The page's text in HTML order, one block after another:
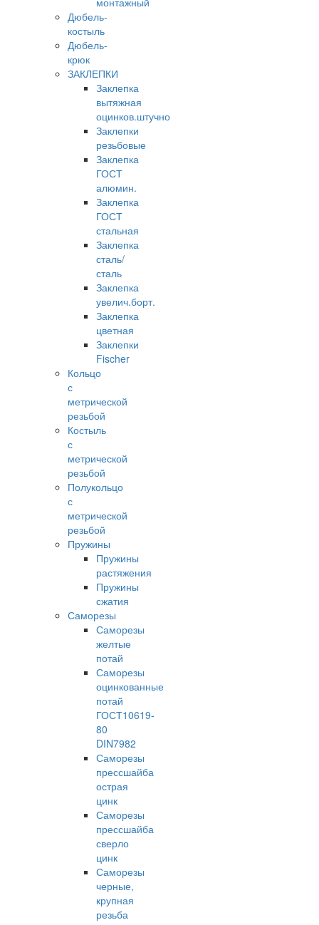
Дюбель-
костыль
Дюбель-
крюк
ЗАКЛЕПКИ
Заклепка
вытяжная
оцинков.штучно
Заклепки
резьбовые
Заклепка
ГОСТ
алюмин.
Заклепка
ГОСТ
стальная
Заклепка
сталь/
сталь
Заклепка
увелич.борт.
Заклепка
цветная
Заклепки
Fischer
Кольцо
с
метрической
резьбой
Костыль
с
метрической
резьбой
Полукольцо
с
метрической
резьбой
Пружины
Пружины
растяжения
Пружины
сжатия
Саморезы
Саморезы
желтые
потай
Саморезы
оцинкованные
потай
ГОСТ10619-
80
DIN7982
Саморезы
прессшайба
острая
цинк
Саморезы
прессшайба
сверло
цинк
Саморезы
черные,
крупная
резьба